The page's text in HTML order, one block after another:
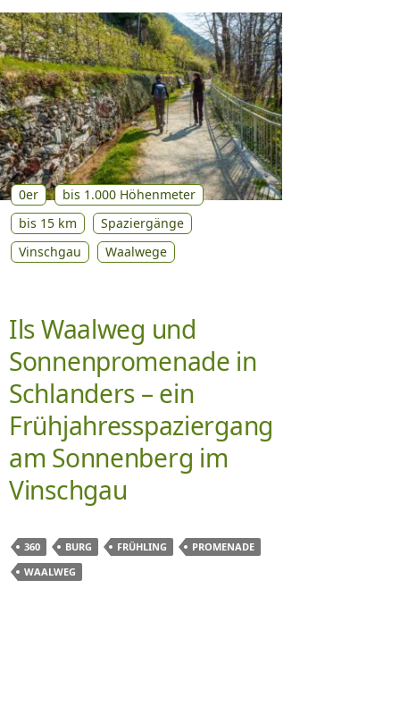
E
N
0er
bis 1.000 Höhenmeter
bis 15 km
Spaziergänge
Vinschgau
Waalwege
Ils Waalweg und
Sonnenpromenade in
Schlanders – ein
Frühjahresspaziergang
am Sonnenberg im
Vinschgau
360 BURG FRÜHLING
PROMENADE
WAALWEG